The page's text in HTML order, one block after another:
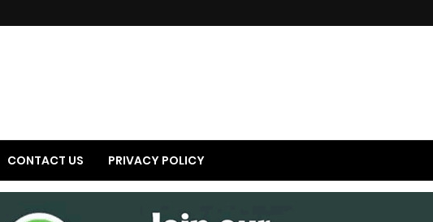
CONTACT US PRIVACY POLICY